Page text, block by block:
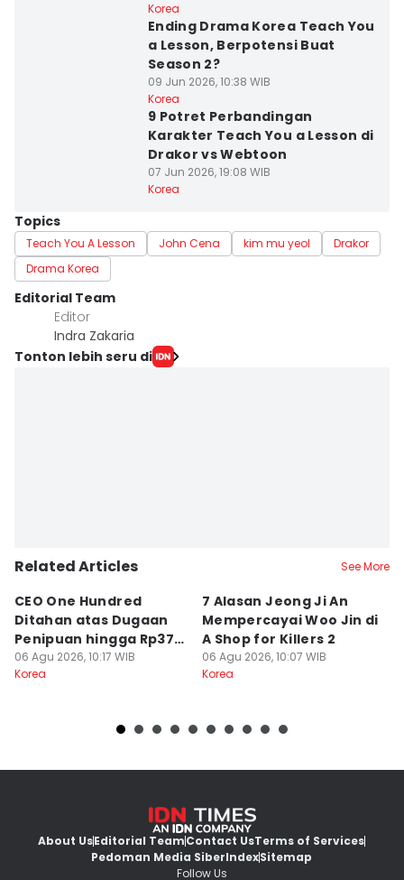
Korea
Ending Drama Korea Teach You
a Lesson, Berpotensi Buat
Season 2?
09 Jun 2026, 10:38 WIB
Korea
9 Potret Perbandingan
Karakter Teach You a Lesson di
Drakor vs Webtoon
07 Jun 2026, 19:08 WIB
Korea
Topics
Teach You A Lesson John Cena kim mu yeol
Drakor
Drama Korea
Editorial Team
Editor
Indra Zakaria
Tonton lebih seru di
Related Articles See More
CEO One Hundred
Ditahan atas Dugaan
Penipuan hingga Rp379
Miliar
06 Agu 2026, 10:17 WIB
Korea
7 Alasan Jeong Ji An
Mempercayai Woo Jin di
A Shop for Killers 2
06 Agu 2026, 10:07 WIB
Korea
About UsEditorial TeamContact UsTerms of Services
Pedoman Media SiberIndexSitemap
Follow Us